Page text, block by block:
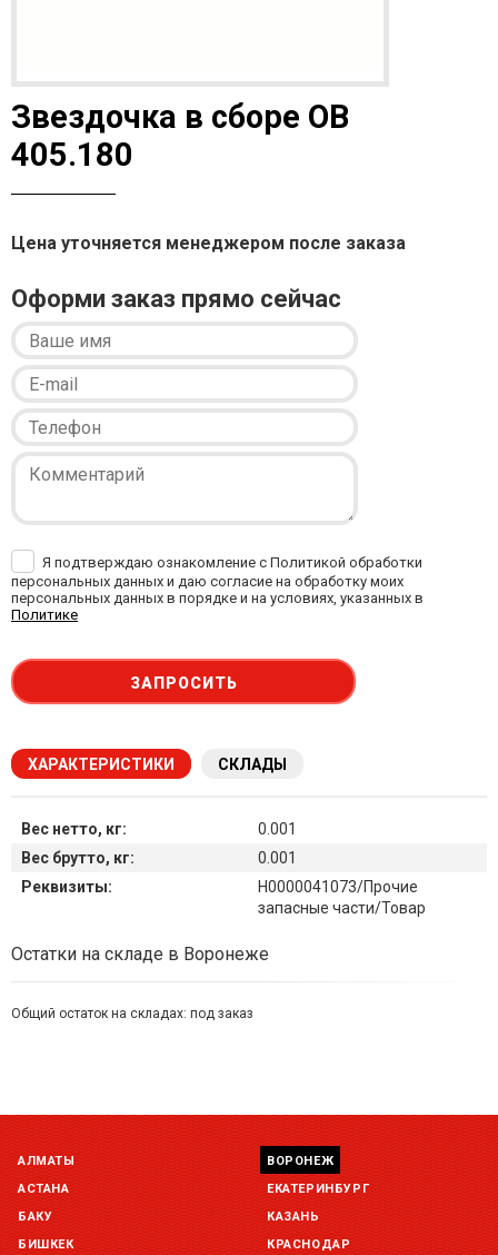
Звездочка в сборе ОВ
405.180
Цена уточняется менеджером после заказа
Оформи заказ прямо сейчас
Я подтверждаю ознакомление с Политикой обработки
персональных данных и даю согласие на обработку моих
персональных данных в порядке и на условиях, указанных в
Политике
ЗАПРОСИТЬ
ХАРАКТЕРИСТИКИ СКЛАДЫ
Вес нетто, кг:
0.001
Вес брутто, кг:
0.001
Реквизиты:
Н0000041073/Прочие
запасные части/Товар
Наличие товара на складах
Симферополь склад (г. Симферополь, ул. Монтажная, 33а)
остаток:под заказ
Склад Екатеринбург (г. Екатеринбург, ул. Бисертская, д.1)
остаток:под заказ
Склад Казань (г. Казань, ул. Родины, д. 2)
Остатки на складе в Воронеже
Общий остаток на складах: под заказ
АЛМАТЫ
АСТАНА
БАКУ
БИШКЕК
ВОРОНЕЖ
ЕКАТЕРИНБУРГ
КАЗАНЬ
КРАСНОДАР